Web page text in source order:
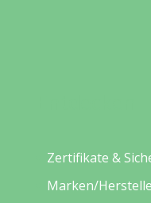
Zertifikate &
Marken/